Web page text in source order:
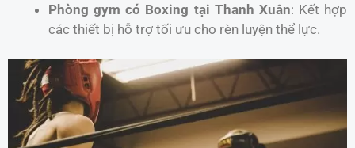
Phòng gym có Boxing tại Thanh Xuân: Kết hợp
các thiết bị hỗ trợ tối ưu cho rèn luyện thể lực.